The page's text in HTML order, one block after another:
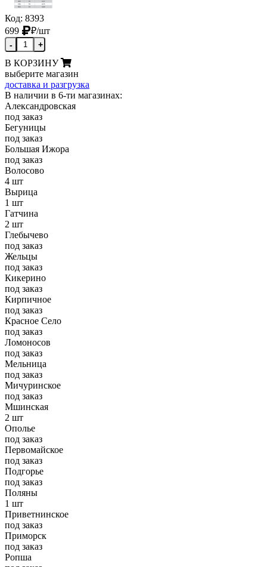
Код: 8393
699
₽/шт
- +
В КОРЗИНУ
выберите магазин
доставка и разгрузка
В наличии в 6-ти магазинах:
Александровская
под заказ
Бегуницы
под заказ
Большая Ижора
под заказ
Волосово
4 шт
Вырица
1 шт
Гатчина
2 шт
Глебычево
под заказ
Жельцы
под заказ
Кикерино
под заказ
Кирпичное
под заказ
Красное Село
под заказ
Ломоносов
под заказ
Мельница
под заказ
Мичуринское
под заказ
Мшинская
2 шт
Ополье
под заказ
Первомайское
под заказ
Подгорье
под заказ
Поляны
1 шт
Приветнинское
под заказ
Приморск
под заказ
Ропша